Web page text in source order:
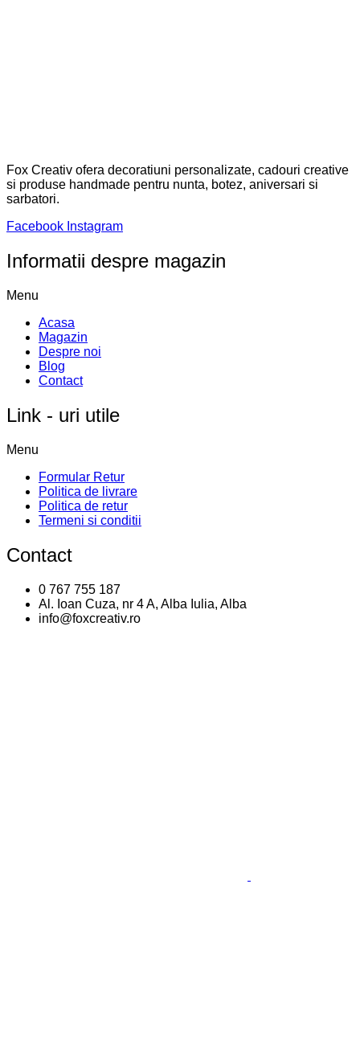
Fox Creativ ofera decoratiuni personalizate, cadouri creative
si produse handmade pentru nunta, botez, aniversari si
sarbatori.
Facebook Instagram
Informatii despre magazin
Menu
Acasa
Magazin
Despre noi
Blog
Contact
Link - uri utile
Menu
Formular Retur
Politica de livrare
Politica de retur
Termeni si conditii
Contact
0 767 755 187
Al. Ioan Cuza, nr 4 A, Alba Iulia, Alba
info@foxcreativ.ro